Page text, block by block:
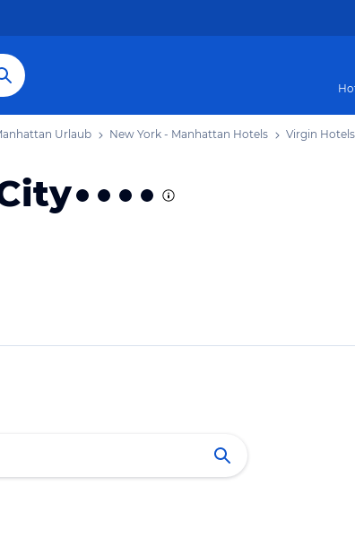
Urlaub New York - Manhattan Hotels Virgin